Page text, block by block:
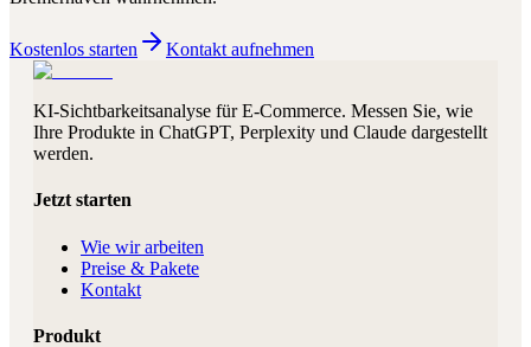
Kostenlos starten Kontakt aufnehmen
KI-Sichtbarkeitsanalyse für E-Commerce. Messen Sie, wie
Ihre Produkte in ChatGPT, Perplexity und Claude dargestellt
werden.
Jetzt starten
Wie wir arbeiten
Preise & Pakete
Kontakt
Produkt